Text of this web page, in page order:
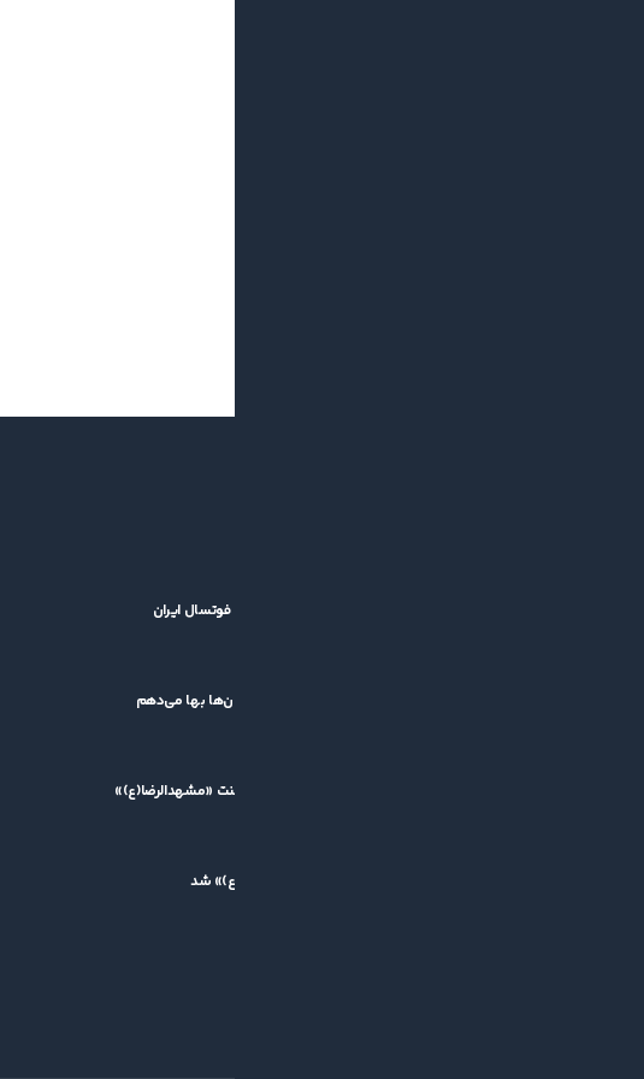
بازگشت جام باشگاه‌های فوتسال آسیا؛ خبر خوش برای فوتسال ایران
کشاورز: قرعه سخت برایم اهمیتی ندارد/ بمب نه، به جوان‌ها بها می‌دهم
پیام تقدیر مدیرعامل گیتی‌پسند از برگزارکنندگان تورنمنت «مشهدالرضا(ع)»
مسعود یوسف، بهترین بازیکن تورنمنت «مشهدالرضا(ع)» شد